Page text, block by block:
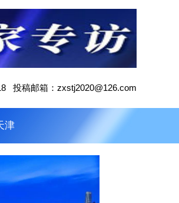
投稿邮箱：zxstj2020@126.com
津